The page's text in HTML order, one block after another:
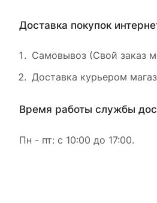
Доставка покупок
Самовывоз (Свой заказ
Доставка курьером
Время работы службы
Пн - пт: с 10:00 до 17:00.